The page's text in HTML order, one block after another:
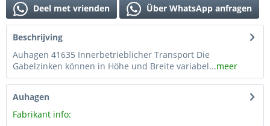
Deel met vrienden Über WhatsApp anfragen
Beschrijving
Auhagen 41635 Innerbetrieblicher Transport Die
Gabelzinken können in Höhe und Breite variabel...meer
Auhagen
Fabrikant info: